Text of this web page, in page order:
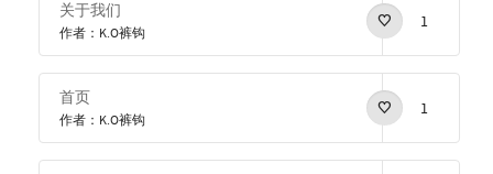
关于我们
作者：K.O裤钩
1
首页
作者：K.O裤钩
1